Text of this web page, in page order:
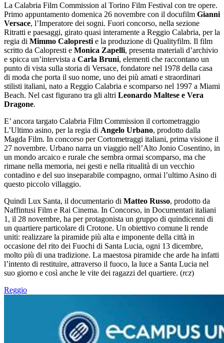
La Calabria Film Commission al Torino Film Festival con tre opere.
Primo appuntamento domenica 26 novembre con il docufilm Gianni
Versace, l’Imperatore dei sogni. Fuori concorso, nella sezione
Ritratti e paesaggi, girato quasi interamente a Reggio Calabria, per la
regia di Mimmo Calopresti e la produzione di Qualityfilm. Il film
scritto da Calopresti e Monica Zapelli, presenta materiali d’archivio
e spicca un’intervista a Carla Bruni, elementi che raccontano un
punto di vista sulla storia di Versace, fondatore nel 1978 della casa
di moda che porta il suo nome, uno dei più amati e straordinari
stilisti italiani, nato a Reggio Calabria e scomparso nel 1997 a Miami
Beach. Nel cast figurano tra gli altri Leonardo Maltese e Vera
Dragone.
E’ ancora targato Calabria Film Commission il cortometraggio
L’Ultimo asino, per la regia di Angelo Urbano, prodotto dalla
Magda Film. In concorso per Cortometraggi italiani, prima visione il
27 novembre. Urbano narra un viaggio nell’Alto Jonio Cosentino, in
un mondo arcaico e rurale che sembra ormai scomparso, ma che
rimane nella memoria, nei gesti e nella ritualità di un vecchio
contadino e del suo inseparabile compagno, ormai l’ultimo Asino di
questo piccolo villaggio.
Quindi Lux Santa, il documentario di Matteo Russo, prodotto da
Naffintusi Film e Rai Cinema. In Concorso, in Documentari italiani
1, il 28 novembre, ha per protagonista un gruppo di quindicenni di
un quartiere particolare di Crotone. Un obiettivo comune li rende
uniti: realizzare la piramide più alta e imponente della città in
occasione del rito dei Fuochi di Santa Lucia, ogni 13 dicembre,
molto più di una tradizione. La maestosa piramide che arde ha infatti
l’intento di restituire, attraverso il fuoco, la luce a Santa Lucia nel
suo giorno e così anche le vite dei ragazzi del quartiere. (rcz)
Reggio